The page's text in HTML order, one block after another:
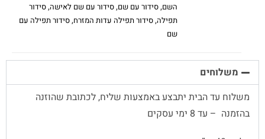
השם,סידור עם שם,סידור עם שם לאישה,סידור
תפילה,סידור תפילה עדות המזרח,סידור תפילה עם
שם
משלוחים
משלוח עד הבית יתבצע באמצעות שליח, לכתובת שהוזנה
בהזמנה – עד 8 ימי עסקים